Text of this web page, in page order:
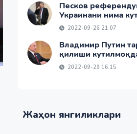
Песков
Украинани нима
2022-09-26 21:07
Владимир Путин
қилиши
2022-09-29 16:15
Жаҳон янгиликлари